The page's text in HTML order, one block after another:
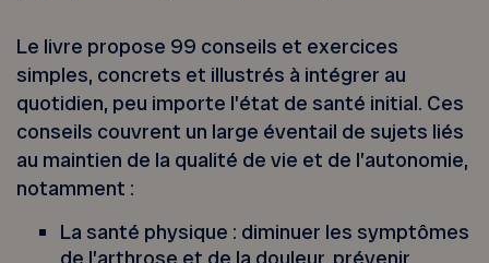
Le livre propose 99 conseils et exercices
simples, concrets et illustrés à intégrer au
quotidien, peu importe l’état de santé initial. Ces
conseils couvrent un large éventail de sujets liés
au maintien de la qualité de vie et de l’autonomie,
notamment :
La santé physique : diminuer les symptômes